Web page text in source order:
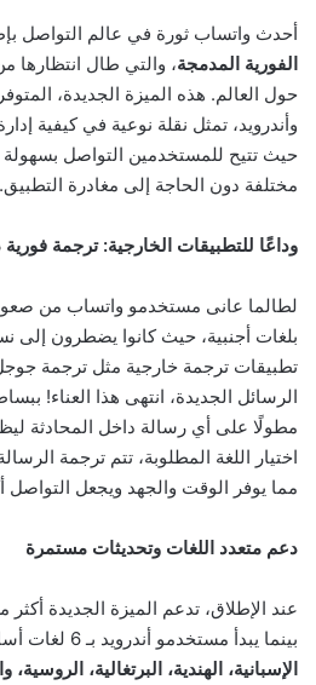
أحدث واتساب ثورة في عالم التواصل
الفورية المدمجة، والتي طال انتظارها
حول العالم. هذه الميزة الجديدة،
وأندرويد، تمثل نقلة نوعية في كيفية
حيث تتيح للمستخدمين التواصل
مختلفة دون الحاجة إلى مغادرة التطبيق.
وداعًا للتطبيقات الخارجية: ترجمة
لطالما عانى مستخدمو واتساب من
بلغات أجنبية، حيث كانوا يضطرون
تطبيقات ترجمة خارجية مثل ترجمة
الرسائل الجديدة، انتهى هذا العناء!
مطولًا على أي رسالة داخل المحادثة
اختيار اللغة المطلوبة، تتم ترجمة
مما يوفر الوقت والجهد ويجعل التواصل
دعم متعدد اللغات وتحديثات مستمرة
بينما يبدأ مستخدمو أندرويد بـ 6 لغات أساسية تشمل:
الإسبانية، الهندية، البرتغالية، الروسية،